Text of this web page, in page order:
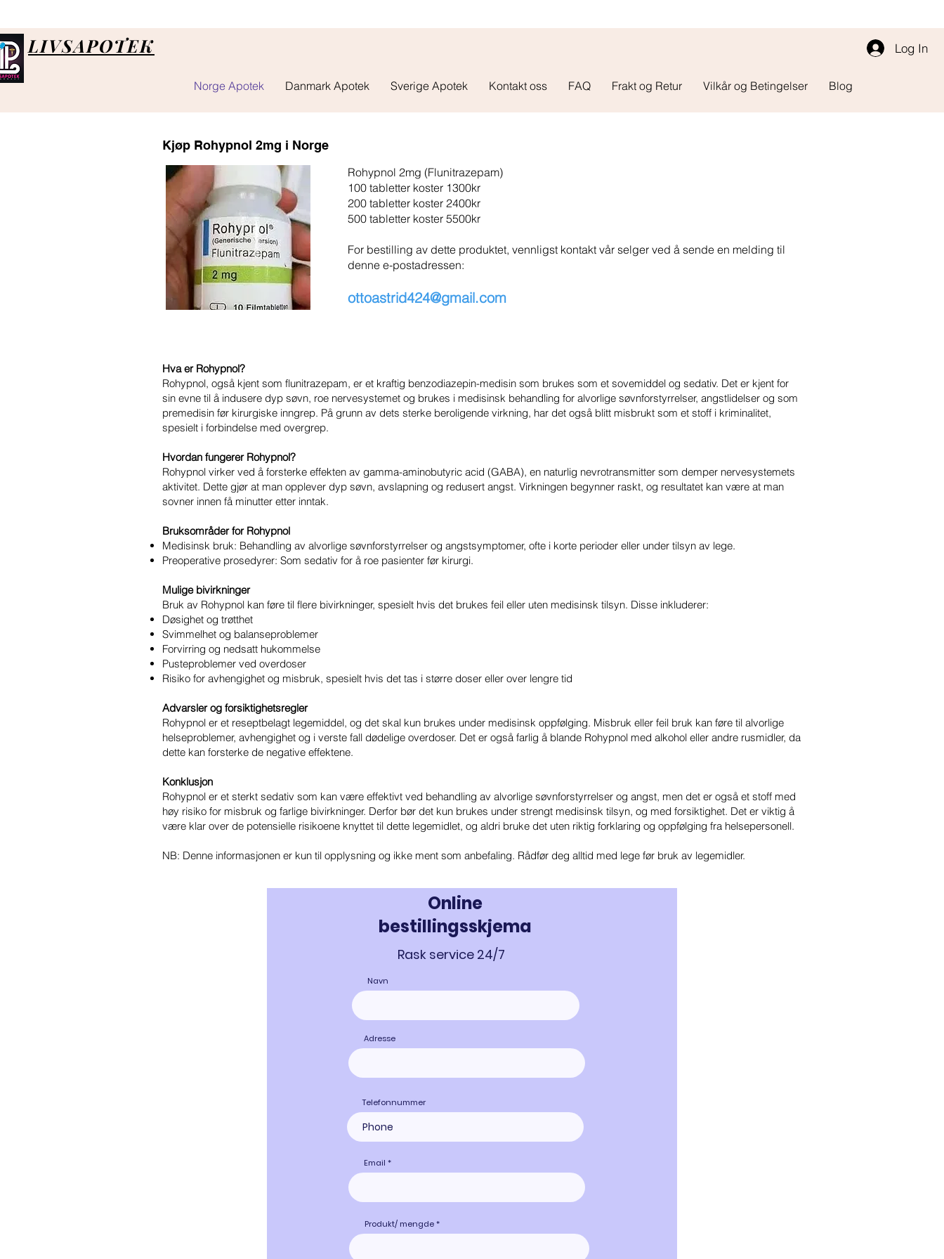
LIVSAPOTEK Log In
Norge Apotek Danmark Apotek Sverige Apotek Kontakt oss FAQ Frakt og Retur Vilkår og Betingelser Blog
Kjøp Rohypnol 2mg i Norge
Rohypnol 2mg (Flunitrazepam)
100 tabletter koster 1300kr
200 tabletter koster 2400kr
500 tabletter koster 5500kr
For bestilling av dette produktet, vennligst kontakt vår selger ved å sende en melding til
denne e-postadressen:
ottoastrid424@gmail.com
Hva er Rohypnol?
Rohypnol, også kjent som flunitrazepam, er et kraftig benzodiazepin-medisin som brukes som et sovemiddel og sedativ. Det er kjent for
sin evne til å indusere dyp søvn, roe nervesystemet og brukes i medisinsk behandling for alvorlige søvnforstyrrelser, angstlidelser og som
premedisin før kirurgiske inngrep. På grunn av dets sterke beroligende virkning, har det også blitt misbrukt som et stoff i kriminalitet,
spesielt i forbindelse med overgrep.
Hvordan fungerer Rohypnol?
Rohypnol virker ved å forsterke effekten av gamma-aminobutyric acid (GABA), en naturlig nevrotransmitter som demper nervesystemets
aktivitet. Dette gjør at man opplever dyp søvn, avslapning og redusert angst. Virkningen begynner raskt, og resultatet kan være at man
sovner innen få minutter etter inntak.
Bruksområder for Rohypnol
Medisinsk bruk: Behandling av alvorlige søvnforstyrrelser og angstsymptomer, ofte i korte perioder eller under tilsyn av lege.
Preoperative prosedyrer: Som sedativ for å roe pasienter før kirurgi.
Mulige bivirkninger
Bruk av Rohypnol kan føre til flere bivirkninger, spesielt hvis det brukes feil eller uten medisinsk tilsyn. Disse inkluderer:
Døsighet og trøtthet
Svimmelhet og balanseproblemer
Forvirring og nedsatt hukommelse
Pusteproblemer ved overdoser
Risiko for avhengighet og misbruk, spesielt hvis det tas i større doser eller over lengre tid
Advarsler og forsiktighetsregler
Rohypnol er et reseptbelagt legemiddel, og det skal kun brukes under medisinsk oppfølging. Misbruk eller feil bruk kan føre til alvorlige
helseproblemer, avhengighet og i verste fall dødelige overdoser. Det er også farlig å blande Rohypnol med alkohol eller andre rusmidler, da
dette kan forsterke de negative effektene.
Konklusjon
Rohypnol er et sterkt sedativ som kan være effektivt ved behandling av alvorlige søvnforstyrrelser og angst, men det er også et stoff med
høy risiko for misbruk og farlige bivirkninger. Derfor bør det kun brukes under strengt medisinsk tilsyn, og med forsiktighet. Det er viktig å
være klar over de potensielle risikoene knyttet til dette legemidlet, og aldri bruke det uten riktig forklaring og oppfølging fra helsepersonell.
NB: Denne informasjonen er kun til opplysning og ikke ment som anbefaling. Rådfør deg alltid med lege før bruk av legemidler.
Online
bestillingsskjema
Rask service 24/7
Navn
Adresse
Telefonnummer
Email
Produkt/ mengde